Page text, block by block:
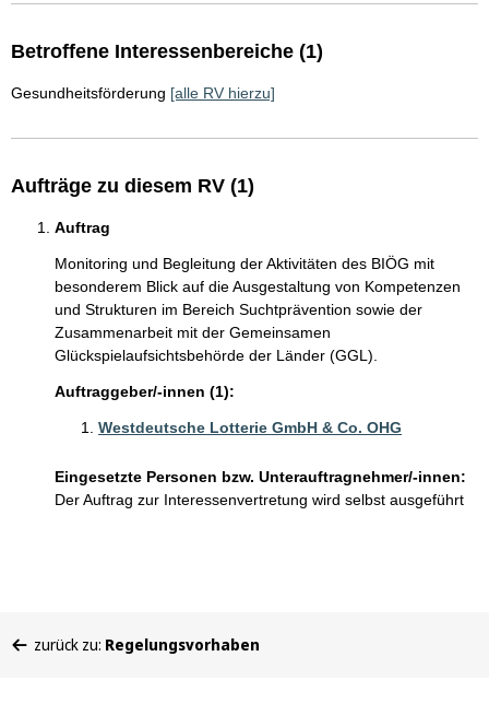
Betroffene Interessenbereiche (1)
Gesundheitsförderung [alle RV hierzu]
Aufträge zu diesem RV (1)
Auftrag
Monitoring und Begleitung der Aktivitäten des BIÖG mit
besonderem Blick auf die Ausgestaltung von Kompetenzen
und Strukturen im Bereich Suchtprävention sowie der
Zusammenarbeit mit der Gemeinsamen
Glückspielaufsichtsbehörde der Länder (GGL).
Auftraggeber/-innen (1):
Westdeutsche Lotterie GmbH & Co. OHG
Eingesetzte Personen bzw. Unterauftragnehmer/-innen:
Der Auftrag zur Interessenvertretung wird selbst ausgeführt
befinden
zurück zu: Regelungsvorhaben